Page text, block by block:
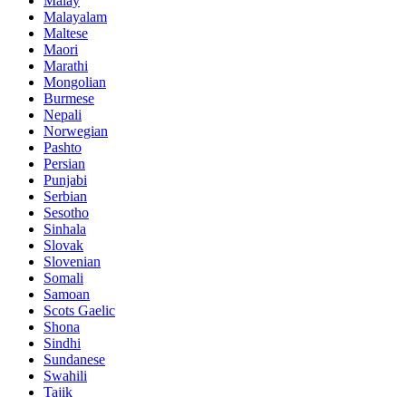
Malayalam
Maltese
Maori
Marathi
Mongolian
Burmese
Nepali
Norwegian
Pashto
Persian
Punjabi
Serbian
Sesotho
Sinhala
Slovak
Slovenian
Somali
Samoan
Scots Gaelic
Shona
Sindhi
Sundanese
Swahili
Tajik